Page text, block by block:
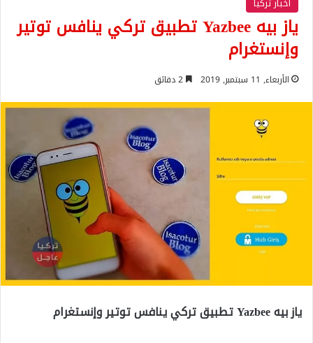
ياز بيه Yazbee تطبيق تركي ينافس توتير
وإنستغرام
الأربعاء, 11 سبتمبر, 2019
ياز بيه Yazbee تطبيق تركي ينافس توتير وإنستغرام